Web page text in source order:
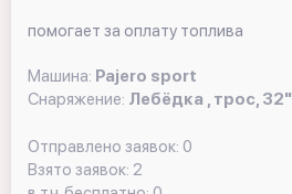
помогает за оплату топлива
Машина: Pajero sport
Снаряжение: Лебёдка , трос, 32"
Отправлено заявок: 0
Взято заявок: 2